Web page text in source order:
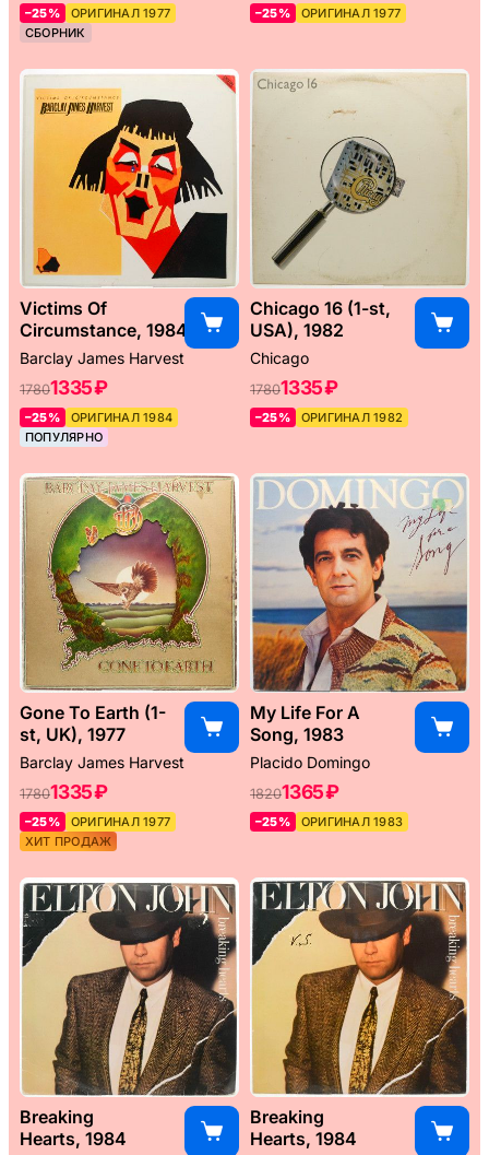
–25%
ОРИГИНАЛ 1977
СБОРНИК
–25% ОРИГИНАЛ 1977
Victims Of
Circumstance, 1984
Barclay James Harvest
17801335 ₽
–25%
ОРИГИНАЛ 1984
ПОПУЛЯРНО
Chicago 16 (1-st,
USA), 1982
Chicago
17801335 ₽
–25% ОРИГИНАЛ 1982
Gone To Earth (1-
st, UK), 1977
Barclay James Harvest
17801335 ₽
–25%
ОРИГИНАЛ 1977
ХИТ ПРОДАЖ
My Life For A
Song, 1983
Placido Domingo
18201365 ₽
–25% ОРИГИНАЛ 1983
Breaking
Hearts, 1984
Breaking
Hearts, 1984